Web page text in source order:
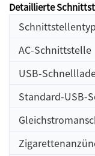
Detaillierte
Schnittstellentyp
AC-Schnittstelle
USB-
Standard-USB-